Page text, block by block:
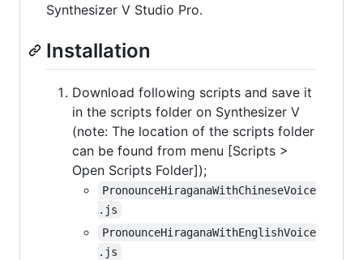
Synthesizer V Studio Pro.
Installation
Download following scripts and save it
in the scripts folder on Synthesizer V
(note: The location of the scripts folder
can be found from menu [Scripts >
Open Scripts Folder]);
PronounceHiraganaWithChineseVoice
.js
PronounceHiraganaWithEnglishVoice
.js